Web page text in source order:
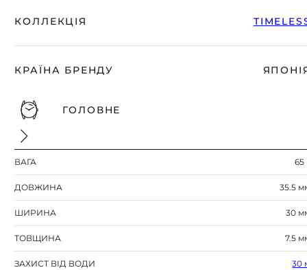
КОЛЛЕКЦІЯ
КРАЇНА БРЕНДУ
ГОЛОВНЕ
ВАГА 65
ДОВЖИНА 35.5
ШИРИНА 30
ТОВЩИНА 7.5
ЗАХИСТ ВІД ВОДИ 30